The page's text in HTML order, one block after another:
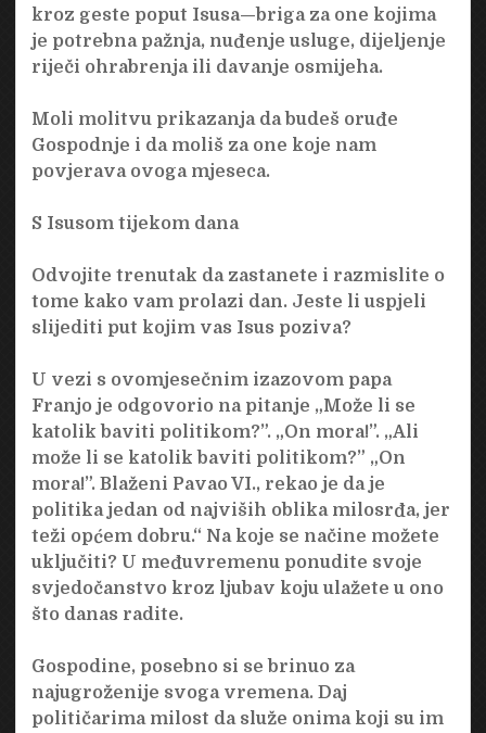
kroz geste poput Isusa—briga za one kojima
je potrebna pažnja, nuđenje usluge, dijeljenje
riječi ohrabrenja ili davanje osmijeha.
Moli molitvu prikazanja da budeš oruđe
Gospodnje i da moliš za one koje nam
povjerava ovoga mjeseca.
S Isusom tijekom dana
Odvojite trenutak da zastanete i razmislite o
tome kako vam prolazi dan. Jeste li uspjeli
slijediti put kojim vas Isus poziva?
U vezi s ovomjesečnim izazovom papa
Franjo je odgovorio na pitanje „Može li se
katolik baviti politikom?”. „On mora!”. „Ali
može li se katolik baviti politikom?” „On
mora!”. Blaženi Pavao VI., rekao je da je
politika jedan od najviših oblika milosrđa, jer
teži općem dobru.“ Na koje se načine možete
uključiti? U međuvremenu ponudite svoje
svjedočanstvo kroz ljubav koju ulažete u ono
što danas radite.
Gospodine, posebno si se brinuo za
najugroženije svoga vremena. Daj
političarima milost da služe onima koji su im